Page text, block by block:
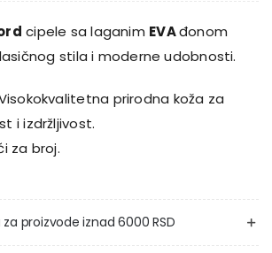
cipele sa laganim EVAđonom
stila i moderne udobnosti.
prirodna koža za
i izdržljivost.
za broj.
proizvode iznad 6000 RSD